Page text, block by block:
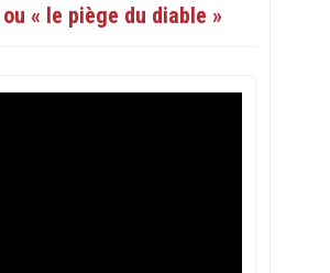
« le piège du diable »